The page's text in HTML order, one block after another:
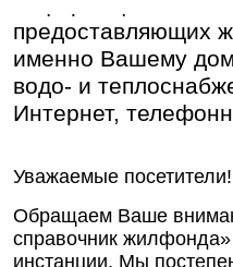
предоставляющих
именно Вашему
водо- и
Интернет,
Уважаемые посетители!
Обращаем Ваше
справочник
инстанции. Мы